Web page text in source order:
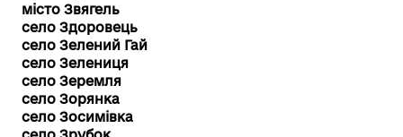
місто Звягель
село Здоровець
село Зелений Гай
село Зелениця
село Зеремля
село Зорянка
село Зосимівка